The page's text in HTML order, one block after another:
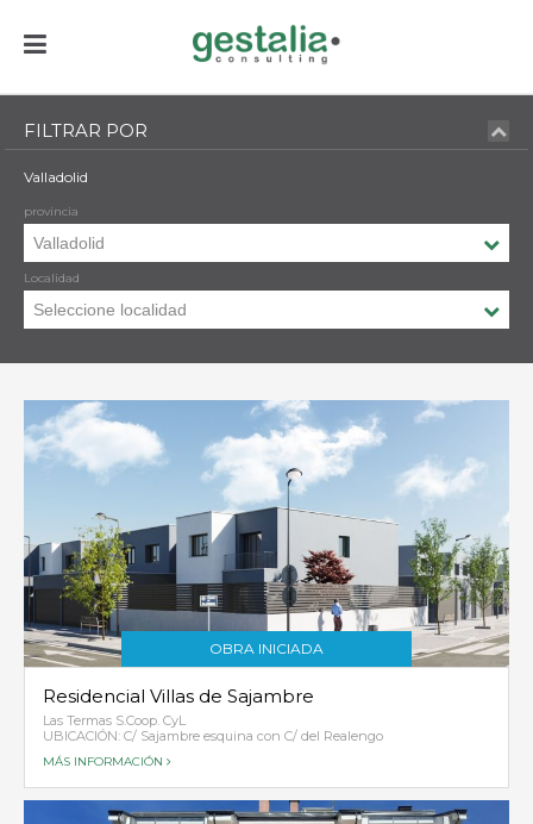
FILTRAR POR
Valladolid
provincia
Localidad
OBRA INICIADA
Residencial Villas de Sajambre
Las Termas S.Coop. CyL
UBICACIÓN: C/ Sajambre esquina con C/ del Realengo
MÁS INFORMACIÓN